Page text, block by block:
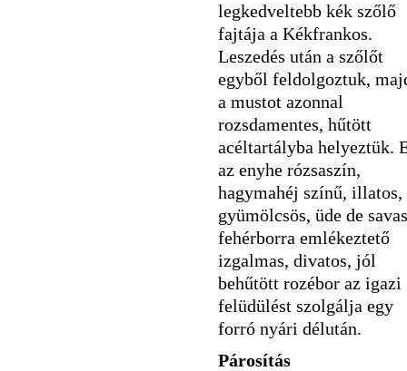
legkedveltebb kék szőlő
fajtája a Kékfrankos.
Leszedés után a szőlőt
egyből feldolgoztuk,
a mustot azonnal
rozsdamentes, hűtött
acéltartályba helyeztük.
az enyhe rózsaszín,
hagymahéj színű, illatos,
gyümölcsös, üde de savas
fehérborra emlékeztető
izgalmas, divatos, jól
behűtött rozébor az igazi
felüdülést szolgálja egy
forró nyári délután.
Párosítás